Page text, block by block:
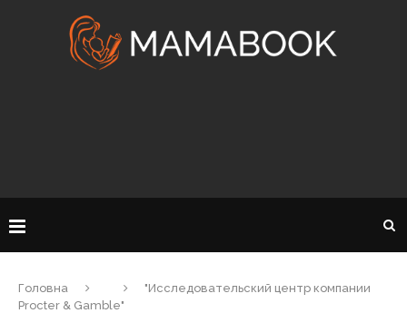
Головна
"Исследовательский центр компании
Procter & Gamble"